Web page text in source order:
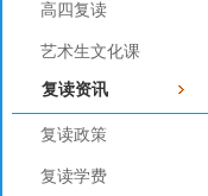
高四复读
艺术生文化课
复读资讯
复读政策
复读学费